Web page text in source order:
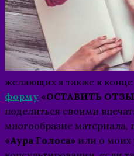
желающих я также в конце
форму «ОСТАВИТЬ
поделиться своими
многообразие материала,
«Аура Голоса» или о моих